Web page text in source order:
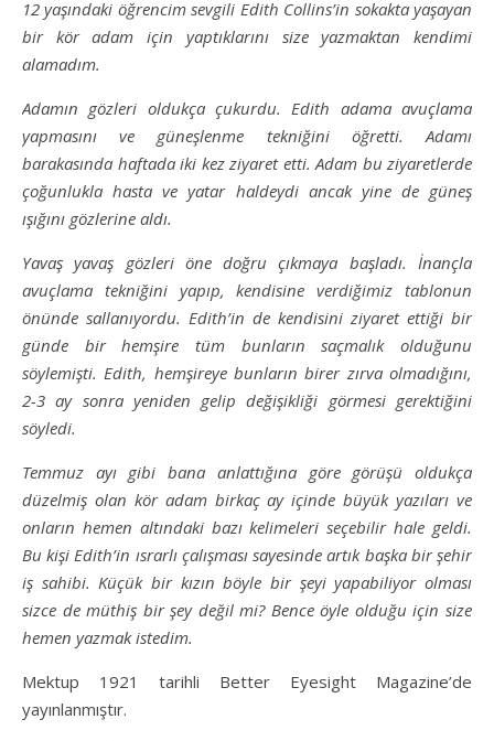
12 yaşındaki öğrencim sevgili Edith Collins’in sokakta yaşayan
bir kör adam için yaptıklarını size yazmaktan kendimi
alamadım.
Adamın gözleri oldukça çukurdu. Edith adama avuçlama
yapmasını ve güneşlenme tekniğini öğretti. Adamı
barakasında haftada iki kez ziyaret etti. Adam bu ziyaretlerde
çoğunlukla hasta ve yatar haldeydi ancak yine de güneş
ışığını gözlerine aldı.
Yavaş yavaş gözleri öne doğru çıkmaya başladı. İnançla
avuçlama tekniğini yapıp, kendisine verdiğimiz tablonun
önünde sallanıyordu. Edith’in de kendisini ziyaret ettiği bir
günde bir hemşire tüm bunların saçmalık olduğunu
söylemişti. Edith, hemşireye bunların birer zırva olmadığını,
2-3 ay sonra yeniden gelip değişikliği görmesi gerektiğini
söyledi.
Temmuz ayı gibi bana anlattığına göre görüşü oldukça
düzelmiş olan kör adam birkaç ay içinde büyük yazıları ve
onların hemen altındaki bazı kelimeleri seçebilir hale geldi.
Bu kişi Edith’in ısrarlı çalışması sayesinde artık başka bir şehir
iş sahibi. Küçük bir kızın böyle bir şeyi yapabiliyor olması
sizce de müthiş bir şey değil mi? Bence öyle olduğu için size
hemen yazmak istedim.
Mektup 1921 tarihli Better Eyesight Magazine’de
yayınlanmıştır.